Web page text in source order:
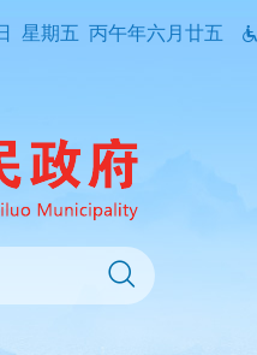
星期五 丙午年六月廿五